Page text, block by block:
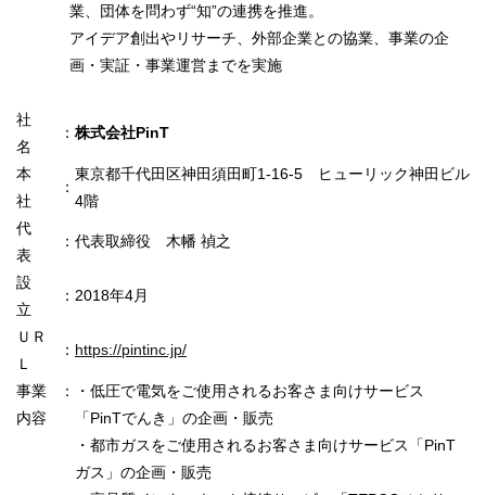
業、団体を問わず“知”の連携を推進。
アイデア創出やリサーチ、外部企業との協業、事業の企
画・実証・事業運営までを実施
社
名
： 株式会社PinT
本
社
：
東京都千代田区神田須田町1-16-5 ヒューリック神田ビル
4階
代
表
： 代表取締役 木幡 禎之
設
立
： 2018年4月
ＵＲ
Ｌ
： https://pintinc.jp/
事業
内容
：
・低圧で電気をご使用されるお客さま向けサービス
「PinTでんき」の企画・販売
・都市ガスをご使用されるお客さま向けサービス「PinT
ガス」の企画・販売